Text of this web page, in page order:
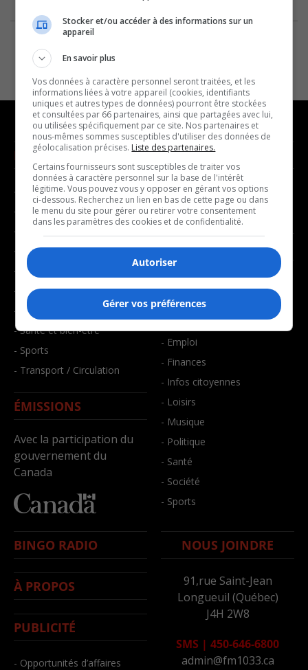
NOUVELLES
- Affaires municipales
- Communauté / Social
- Culture
- Économie
- Éducation
- Environnement
- Faits divers
- Santé et bien-être
- Sports
- Transport / Circulation
ÉMISSIONS
Avec la participation du
gouvernement du
Canada
MUSIQUE
- Décompte franco
- Joué récemment
BALADOS
- Art de vivre
- Bien-être
- Emploi
- Finances
- Infos citoyennes
- Loisirs
- Musique
- Politique
- Santé
- Société
- Sports
BINGO RADIO
À PROPOS
PUBLICITÉ
- Opportunités d’affaires
NOUS JOINDRE
91,rue Saint-Jean
Longueuil (Québec)
J4H 2W8
SMS | 450-646-6800
admin@fm1033.ca
Stocker et/ou accéder à des informations sur un
appareil
En savoir plus
Vos données à caractère personnel seront traitées, et les
informations liées à votre appareil (cookies, identifiants
uniques et autres types de données) pourront être stockées
et consultées par 66 partenaires, ainsi que partagées avec lui,
ou utilisées spécifiquement par ce site. Nos partenaires et
nous-mêmes sommes susceptibles d'utiliser des données de
géolocalisation précises. Liste des partenaires.
Certains fournisseurs sont susceptibles de traiter vos
données à caractère personnel sur la base de l'intérêt
légitime. Vous pouvez vous y opposer en gérant vos options
ci-dessous. Recherchez un lien en bas de cette page ou dans
le menu du site pour gérer ou retirer votre consentement
dans les paramètres des cookies et de confidentialité.
Autoriser
Gérer vos préférences